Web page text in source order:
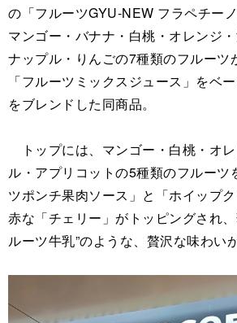
の「フルーツGYU‐NEW フラペチー
マンゴー・バナナ・白桃・オレンジ
ナップル・りんごの7種類のフルーツ
「フルーツミックスジュース」をベ
をブレンドした同商品。
トップには、マンゴー・白桃・オ
ル・アプリコットの5種類のフルーツ
ツポンチ果肉ソース」と「ホイップ
赤な「チェリー」がトッピングされ
ルーツ牛乳”のような、贅沢な味わい